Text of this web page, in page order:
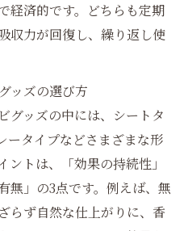
経済的です。どちらも定期
収力が回復し、繰り返し使
ッズの選び方
グッズの中には、シートタ
ータイプなどさまざまな形
トは、「効果の持続性」
無」の3点です。例えば、無
らず自然な仕上がりに、香